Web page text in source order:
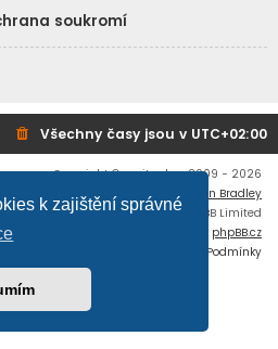
k zajištění správné
soukromí
Všechny časy jsou v UTC+02:00
Copyright © mujtank.cz 2009 - 2026
Flat Style by
Ian Bradley
naphpBB® Forum Software © phpBB Limited
phpBB.cz
Podmínky